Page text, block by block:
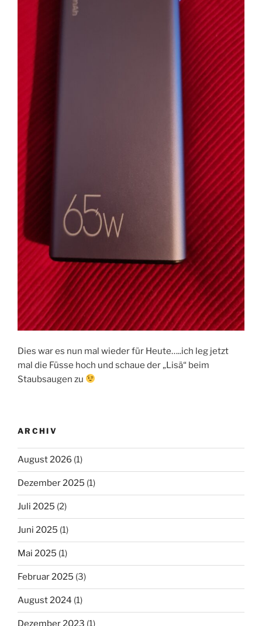
Dies war es nun mal wieder für Heute…..ich leg jetzt
mal die Füsse hoch und schaue der „Lisä“ beim
Staubsaugen zu
ARCHIV
August 2026 (1)
Dezember 2025 (1)
Juli 2025 (2)
Juni 2025 (1)
Mai 2025 (1)
Februar 2025 (3)
August 2024 (1)
Dezember 2023 (1)